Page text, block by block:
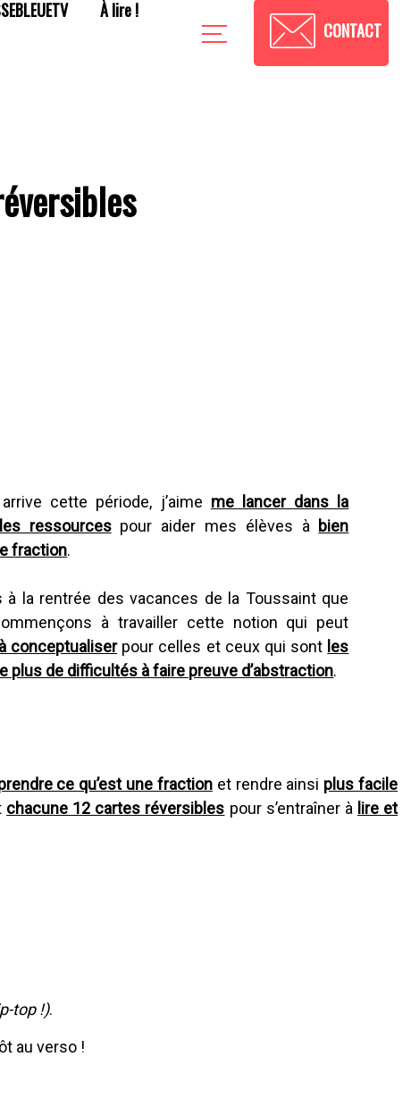
À lire !
CONTACT
cette période, j’aime me lancer dans la
ressourcespour aider mes élèves à bien
fraction.
à la rentrée des vacances de la Toussaint que
à travailler cette notion qui peut
conceptualiserpour celles et ceux qui sont les
le plus de difficultés à faire preuve d’abstraction.
ce qu’est une fractionet rendre ainsi plus facile
chacune 12 cartes réversibles pour s’entraîner à lire et
top !).
au verso !